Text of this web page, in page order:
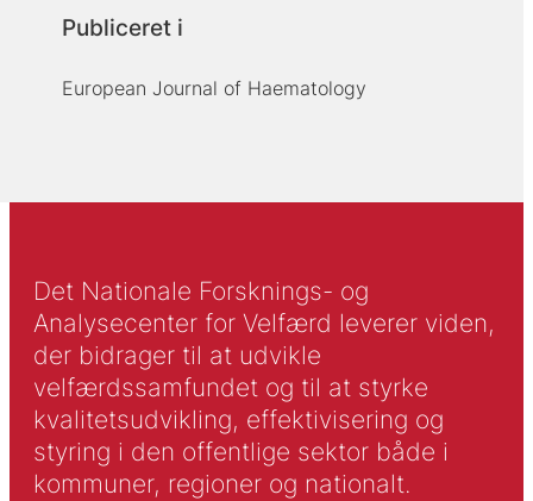
Publiceret i
European Journal of Haematology
Det Nationale Forsknings- og
Analysecenter for Velfærd leverer viden,
der bidrager til at udvikle
velfærdssamfundet og til at styrke
kvalitetsudvikling, effektivisering og
styring i den offentlige sektor både i
kommuner, regioner og nationalt.